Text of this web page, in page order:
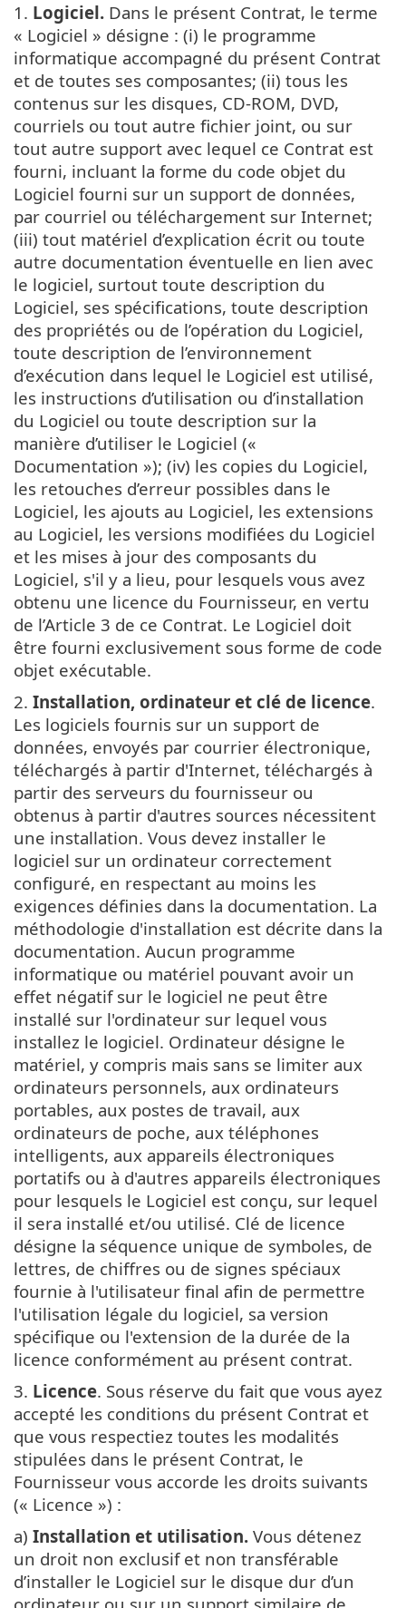
1. Logiciel. Dans le présent Contrat, le terme
« Logiciel » désigne : (i) le programme
informatique accompagné du présent Contrat
et de toutes ses composantes; (ii) tous les
contenus sur les disques, CD-ROM, DVD,
courriels ou tout autre fichier joint, ou sur
tout autre support avec lequel ce Contrat est
fourni, incluant la forme du code objet du
Logiciel fourni sur un support de données,
par courriel ou téléchargement sur Internet;
(iii) tout matériel d’explication écrit ou toute
autre documentation éventuelle en lien avec
le logiciel, surtout toute description du
Logiciel, ses spécifications, toute description
des propriétés ou de l’opération du Logiciel,
toute description de l’environnement
d’exécution dans lequel le Logiciel est utilisé,
les instructions d’utilisation ou d’installation
du Logiciel ou toute description sur la
manière d’utiliser le Logiciel («
Documentation »); (iv) les copies du Logiciel,
les retouches d’erreur possibles dans le
Logiciel, les ajouts au Logiciel, les extensions
au Logiciel, les versions modifiées du Logiciel
et les mises à jour des composants du
Logiciel, s'il y a lieu, pour lesquels vous avez
obtenu une licence du Fournisseur, en vertu
de l’Article 3 de ce Contrat. Le Logiciel doit
être fourni exclusivement sous forme de code
objet exécutable.
2. Installation, ordinateur et clé de licence.
Les logiciels fournis sur un support de
données, envoyés par courrier électronique,
téléchargés à partir d'Internet, téléchargés à
partir des serveurs du fournisseur ou
obtenus à partir d'autres sources nécessitent
une installation. Vous devez installer le
logiciel sur un ordinateur correctement
configuré, en respectant au moins les
exigences définies dans la documentation. La
méthodologie d'installation est décrite dans la
documentation. Aucun programme
informatique ou matériel pouvant avoir un
effet négatif sur le logiciel ne peut être
installé sur l'ordinateur sur lequel vous
installez le logiciel. Ordinateur désigne le
matériel, y compris mais sans se limiter aux
ordinateurs personnels, aux ordinateurs
portables, aux postes de travail, aux
ordinateurs de poche, aux téléphones
intelligents, aux appareils électroniques
portatifs ou à d'autres appareils électroniques
pour lesquels le Logiciel est conçu, sur lequel
il sera installé et/ou utilisé. Clé de licence
désigne la séquence unique de symboles, de
lettres, de chiffres ou de signes spéciaux
fournie à l'utilisateur final afin de permettre
l'utilisation légale du logiciel, sa version
spécifique ou l'extension de la durée de la
licence conformément au présent contrat.
3. Licence. Sous réserve du fait que vous ayez
accepté les conditions du présent Contrat et
que vous respectiez toutes les modalités
stipulées dans le présent Contrat, le
Fournisseur vous accorde les droits suivants
(« Licence ») :
a) Installation et utilisation. Vous détenez
un droit non exclusif et non transférable
d’installer le Logiciel sur le disque dur d’un